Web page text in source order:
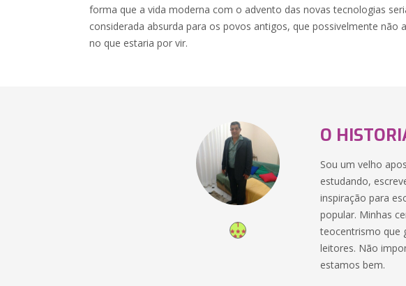
forma que a vida moderna com o advento das novas tecnologias
considerada absurda para os povos antigos, que possivelmente não
no que estaria por vir.
O
Sou um velho
estudando,
inspiração para
popular. Minhas
teocentrismo que
leitores. Não
estamos bem.